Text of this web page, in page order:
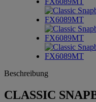
Beschreibung
CLASSIC